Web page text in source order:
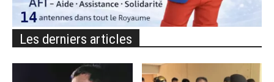
Les derniers articles